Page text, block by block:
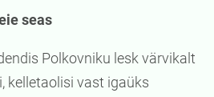
seas
Polkovniku lesk värvikalt
kelletaolisi vast igaüks